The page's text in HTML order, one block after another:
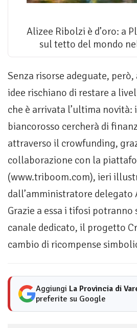
Alizee Ribolzi è d’oro: a
sul tetto del mondo
Senza risorse adeguate,
idee rischiano di restare a
che è arrivata l’ultima
biancorosso cercherà di
attraverso il crowfunding,
collaborazione con la
(www.triboom.com), ieri
dall’amministratore
Grazie a essa i tifosi potranno
canale dedicato, il progetto
cambio di ricompense
Aggiungi La Provincia di
preferite su Google